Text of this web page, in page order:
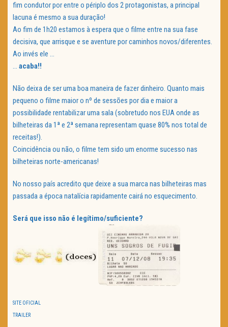
fim condutor por entre o périplo dos 2 protagonistas, a principal
lacuna é mesmo a sua duração!
Ao fim de 1h20 estamos à espera que o filme entre na sua fase
decisiva, que arrisque e se aventure por caminhos novos/diferentes.
Ao invés ele …
… acaba!!
Não deixa de ser uma boa maneira de fazer dinheiro. Quanto mais
pequeno o filme maior o nº de sessões por dia e maior a
possibilidade rentabilizar uma sala (sobretudo nos EUA onde as
bilheteiras da 1ª e 2ª semana representam quase 80% nos total de
receitas!).
Coincidência ou não, o filme tem sido um enorme sucesso nas
bilheteiras norte-americanas!
No nosso país acredito que deixe a sua marca nas bilheteiras mas
passada a época natalícia rapidamente cairá no esquecimento.
Será que isso não é legítimo/suficiente?
SITE OFICIAL
TRAILER